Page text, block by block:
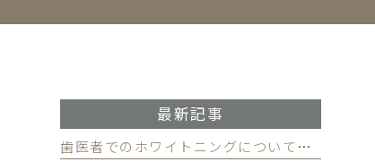
最新記事
歯医者でのホワイトニングについて徹底解